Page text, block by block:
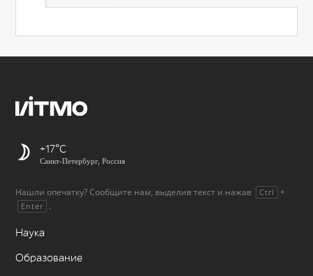
+17
Санкт-Петербург, Россия
Нашли опечатку? Сообщите нам, выделив текст и нажав Ctrl +
Enter .
Наука
Образование